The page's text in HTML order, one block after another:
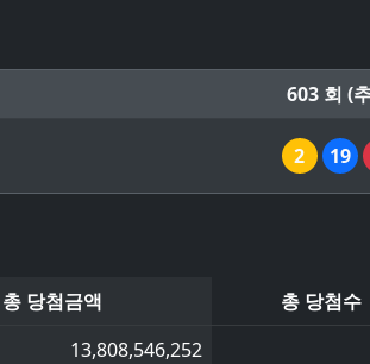
603 회 (
2 19
총 당첨금액 총 당첨수
13,808,546,252